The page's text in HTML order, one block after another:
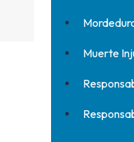
Muerte